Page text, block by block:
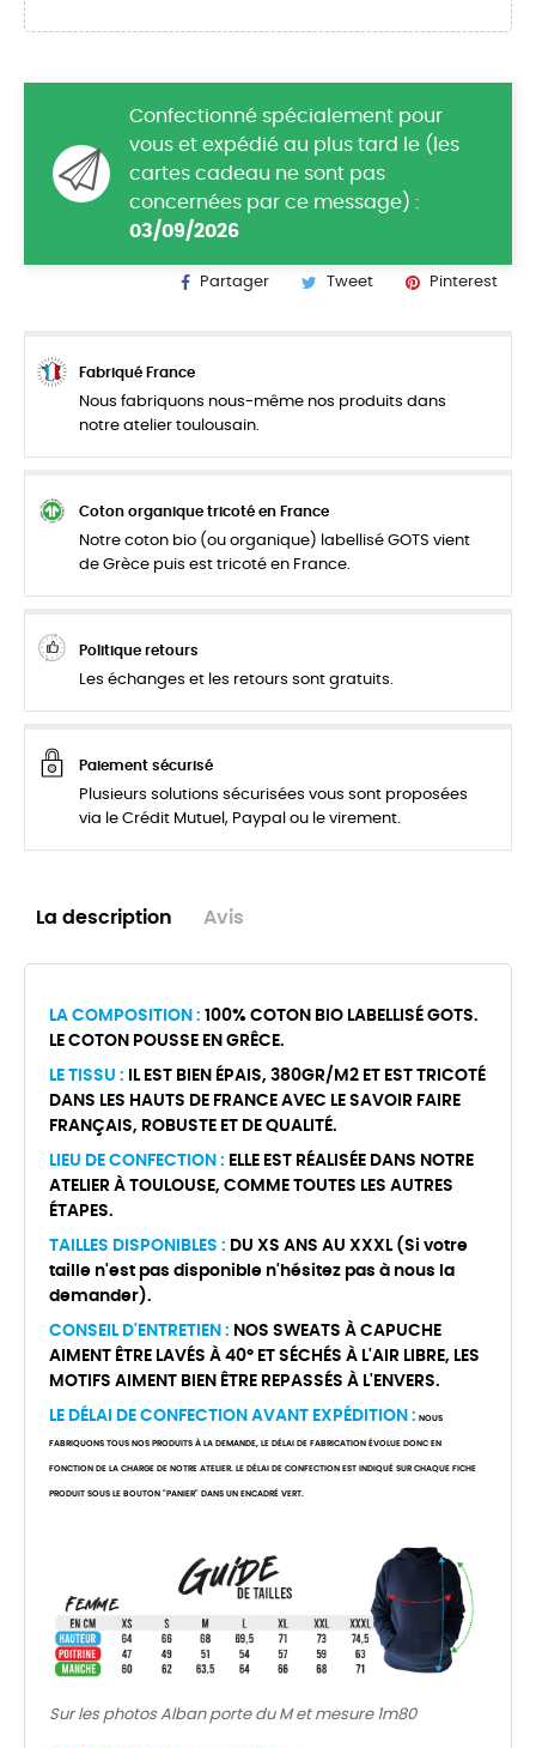
Confectionné spécialement pour
vous et expédié au plus tard le (les
cartes cadeau ne sont pas
concernées par ce message) :
03/09/2026
Partager Tweet Pinterest
Fabriqué France
Nous fabriquons nous-même nos produits dans
notre atelier toulousain.
Coton organique tricoté en France
Notre coton bio (ou organique) labellisé GOTS vient
de Grèce puis est tricoté en France.
Politique retours
Les échanges et les retours sont gratuits.
Paiement sécurisé
Plusieurs solutions sécurisées vous sont proposées
via le Crédit Mutuel, Paypal ou le virement.
La description Avis
LA COMPOSITION : 100% COTON BIO LABELLISÉ GOTS.
LE COTON POUSSE EN GRÊCE.
LE TISSU : IL EST BIEN ÉPAIS, 380GR/M2 ET EST TRICOTÉ
DANS LES HAUTS DE FRANCE AVEC LE SAVOIR FAIRE
FRANÇAIS, ROBUSTE ET DE QUALITÉ.
LIEU DE CONFECTION : ELLE EST RÉALISÉE DANS NOTRE
ATELIER À TOULOUSE, COMME TOUTES LES AUTRES
ÉTAPES.
TAILLES DISPONIBLES : DU XS ANS AU XXXL (Si votre
taille n'est pas disponible n'hésitez pas à nous la
demander).
CONSEIL D'ENTRETIEN : NOS SWEATS À CAPUCHE
AIMENT ÊTRE LAVÉS À 40° ET SÉCHÉS À L'AIR LIBRE, LES
MOTIFS AIMENT BIEN ÊTRE REPASSÉS À L'ENVERS.
LE DÉLAI DE CONFECTION AVANT EXPÉDITION : NOUS
FABRIQUONS TOUS NOS PRODUITS À LA DEMANDE, LE DÉLAI DE FABRICATION ÉVOLUE DONC EN
FONCTION DE LA CHARGE DE NOTRE ATELIER. LE DÉLAI DE CONFECTION EST INDIQUÉ SUR CHAQUE FICHE
PRODUIT SOUS LE BOUTON "PANIER" DANS UN ENCADRÉ VERT.
Sur les photos Alban porte du M et mesure 1m80